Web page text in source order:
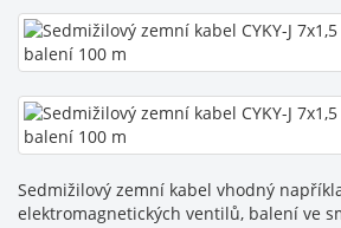
Sedmižilový zemní kabel vhodný
elektromagnetických ventilů, balení ve